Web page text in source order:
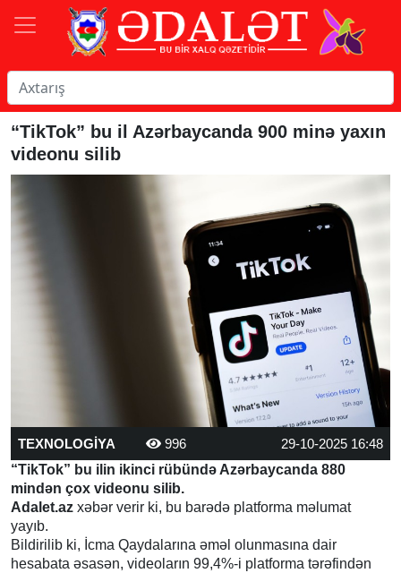
“TikTok” bu il Azərbaycanda 900 minə yaxın
videonu silib
TEXNOLOGİYA 996
29-10-2025 16:48
“TikTok” bu ilin ikinci rübündə Azərbaycanda 880
mindən çox videonu silib.
Adalet.az xəbər verir ki, bu barədə platforma məlumat
yayıb.
Bildirilib ki, İcma Qaydalarına əməl olunmasına dair
hesabata əsasən, videoların 99,4%-i platforma tərəfindən